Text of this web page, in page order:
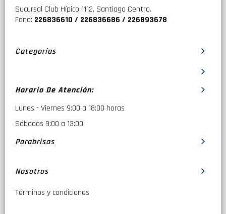
Sucursal Club Hípico 1112, Santiago Centro.
Fono: 226836610 / 226836686 / 226893678
Categorías
Horario De Atención:
Lunes - Viernes 9:00 a 18:00 horas
Sábados 9:00 a 13:00
Parabrisas
Nosotros
Términos y condiciones